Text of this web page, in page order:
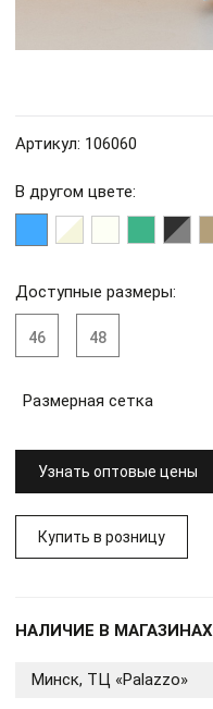
Артикул: 106060
В другом цвете:
Доступные размеры:
46 48
Размерная сетка
Узнать оптовые цены
Купить в розницу
НАЛИЧИЕ В МАГАЗИНАХ
Минск, ТЦ «Palazzo»